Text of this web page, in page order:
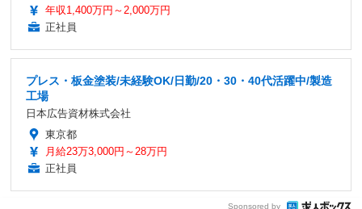
年収1,400万円～2,000万円
正社員
プレス・板金塗装/未経験OK/日勤/20・30・40代活躍中/製造
工場
日本広告資材株式会社
東京都
月給23万3,000円～28万円
正社員
Sponsored by